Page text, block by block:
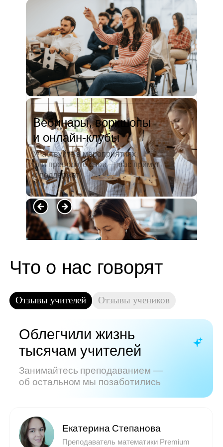
Вебинары, воркшопы
и онлайн-клубы
Участвуйте в мероприятиях
или проводите свои — вас примут
и поддержат
педагогический университет, пошла
преподавать в школу. Проработав в ней
5 лет, я поняла, что нужно двигать...
Читать полностью →
Показать все отзывы
Часто задаваемые
вопросы